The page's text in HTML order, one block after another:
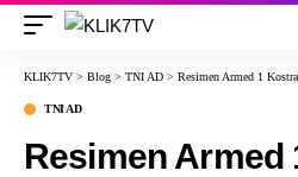
KLIK7TV > Blog > TNI AD > Resimen Armed 1
TNI AD
Resimen Armed